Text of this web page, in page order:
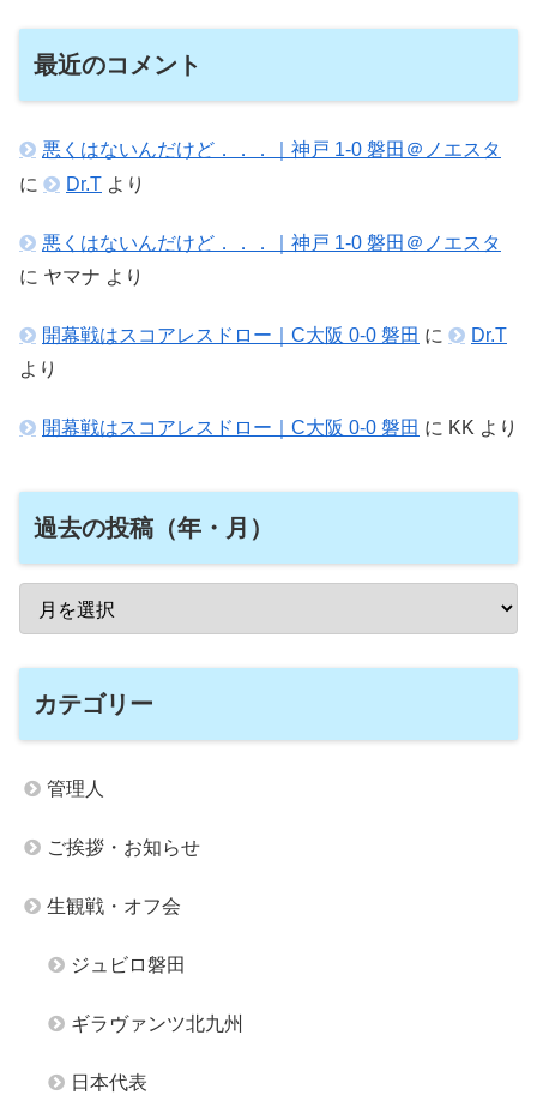
最近のコメント
悪くはないんだけど．．．｜神戸 1-0 磐田＠ノエスタ
に
Dr.T より
悪くはないんだけど．．．｜神戸 1-0 磐田＠ノエスタ
に ヤマナ より
開幕戦はスコアレスドロー｜C大阪 0-0 磐田 に
Dr.T
より
開幕戦はスコアレスドロー｜C大阪 0-0 磐田 に KK より
過去の投稿（年・月）
カテゴリー
管理人
ご挨拶・お知らせ
生観戦・オフ会
ジュビロ磐田
ギラヴァンツ北九州
日本代表